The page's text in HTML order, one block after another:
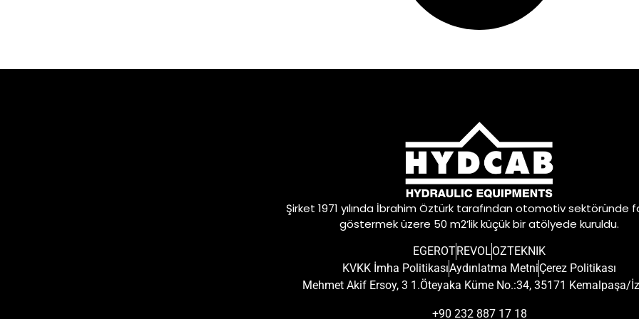
Şirket 1971 yılında İbrahim Öztürk tarafından otomotiv sektöründe
göstermek üzere 50 m2’lik küçük bir atölyede kuruldu.
EGEROTREVOLOZTEKNIK
KVKK İmha PolitikasıAydınlatma MetniÇerez Politikası
Mehmet Akif Ersoy, 3 1.Öteyaka Küme No.:34, 35171 Kemalpaşa/
+90 232 887 17 18